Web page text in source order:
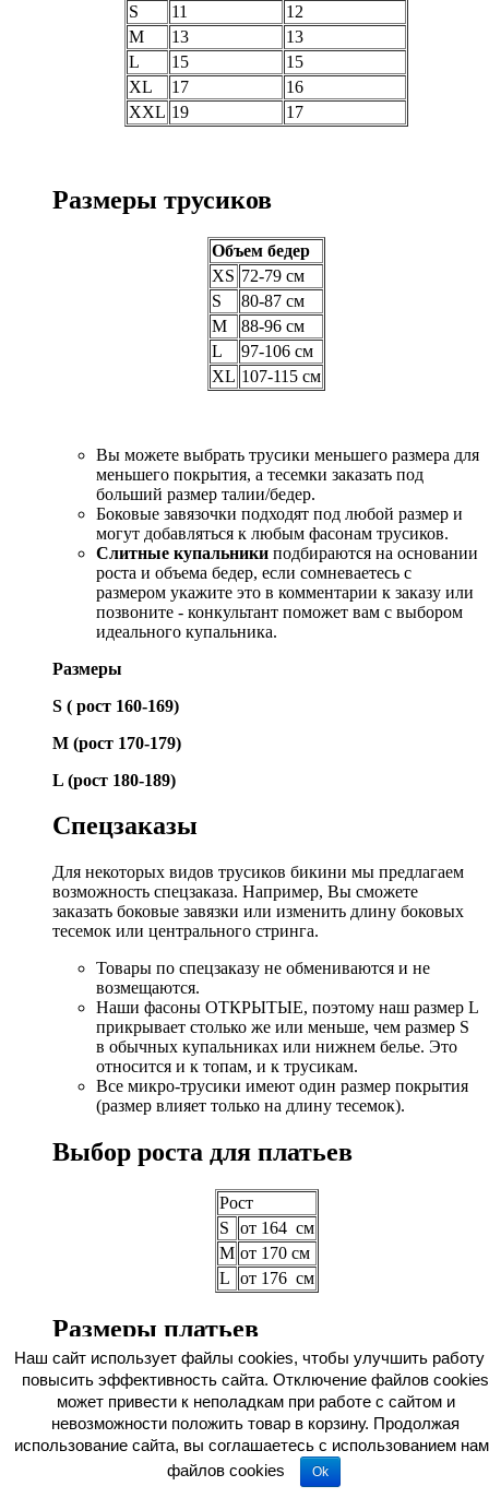
S
11
12
M
13
13
L
15
15
XL
17
16
XXL 19 17
Размеры трусиков
Объем бедер
XS 72-79 см
S
80-87 см
M
88-96 см
L
97-106 см
XL 107-115 см
Вы можете выбрать трусики меньшего размера для
меньшего покрытия, а тесемки заказать под
больший размер талии/бедер.
Боковые завязочки подходят под любой размер и
могут добавляться к любым фасонам трусиков.
Слитные купальники подбираются на основании
роста и объема бедер, если сомневаетесь с
размером укажите это в комментарии к заказу или
позвоните - конкультант поможет вам с выбором
идеального купальника.
Размеры
S ( рост 160-169)
М (рост 170-179)
L (рост 180-189)
Спецзаказы
Для некоторых видов трусиков бикини мы предлагаем
возможность спецзаказа. Например, Вы сможете
заказать боковые завязки или изменить длину боковых
тесемок или центрального стринга.
Товары по спецзаказу не обмениваются и не
возмещаются.
Наши фасоны ОТКРЫТЫЕ, поэтому наш размер L
прикрывает столько же или меньше, чем размер S
в обычных купальниках или нижнем белье. Это
относится и к топам, и к трусикам.
Все микро-трусики имеют один размер покрытия
(размер влияет только на длину тесемок).
Выбор роста для платьев
Рост
S
от 164 см
M от 170 см
L от 176 см
Размеры платьев
Обхват груди,
см
Обхват талии,
см
Обхват бедер, см
XS
80 60
88
S
84 64
92
68
Наш сайт использует файлы cookies, чтобы улучшить работу
повысить эффективность сайта. Отключение файлов cookies
может привести к неполадкам при работе с сайтом и
невозможности положить товар в корзину. Продолжая
использование сайта, вы соглашаетесь c использованием
файлов cookies
Ok